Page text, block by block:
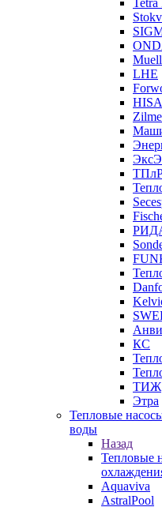
Tetra
LHE
КС
ТИЖ
Этра
Тепловые
воды
Назад
Тепловые
Aquaviva
AstralPool